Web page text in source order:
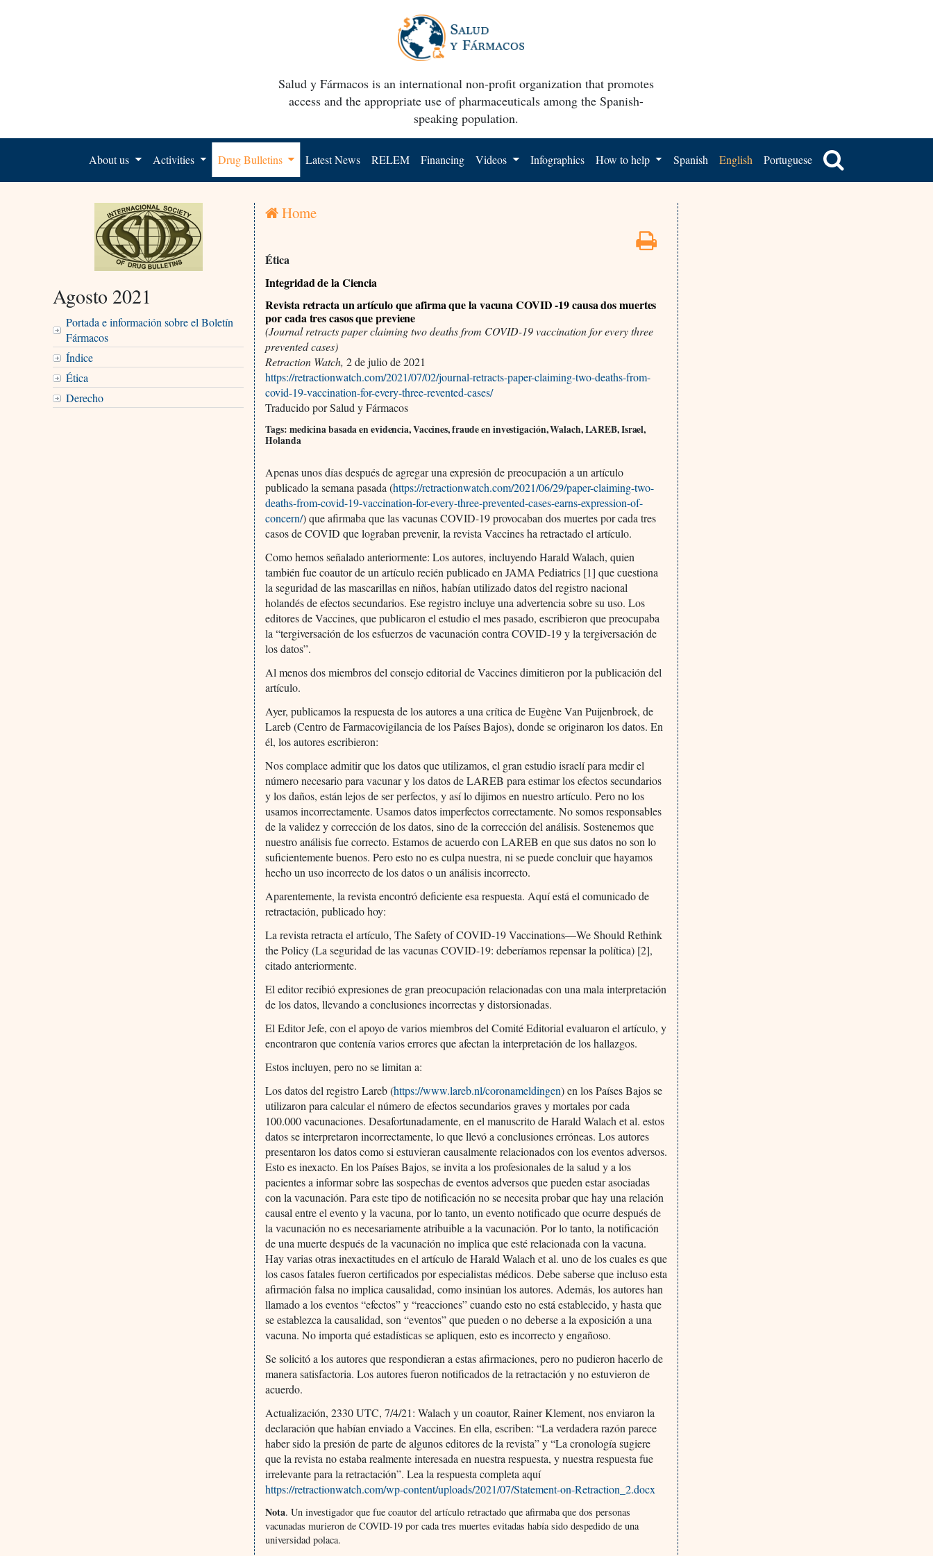
Salud y Fármacos is an international non-profit organization that promotes
access and the appropriate use of pharmaceuticals among the Spanish-
speaking population.
About us Activities Drug Bulletins Latest News RELEM Financing Videos Infographics How to help Spanish English Portuguese
Agosto 2021
Portada e información sobre el Boletín
Fármacos
Índice
Ética
Derecho
Home
Ética
Integridad de la Ciencia
Revista retracta un artículo que afirma que la vacuna COVID -19 causa dos muertes
por cada tres casos que previene
(Journal retracts paper claiming two deaths from COVID-19 vaccination for every three
prevented cases)
Retraction Watch, 2 de julio de 2021
https://retractionwatch.com/2021/07/02/journal-retracts-paper-claiming-two-deaths-from-
covid-19-vaccination-for-every-three-revented-cases/
Traducido por Salud y Fármacos
Tags: medicina basada en evidencia, Vaccines, fraude en investigación, Walach, LAREB, Israel,
Holanda
Apenas unos días después de agregar una expresión de preocupación a un artículo
publicado la semana pasada (https://retractionwatch.com/2021/06/29/paper-claiming-two-
deaths-from-covid-19-vaccination-for-every-three-prevented-cases-earns-expression-of-
concern/) que afirmaba que las vacunas COVID-19 provocaban dos muertes por cada tres
casos de COVID que lograban prevenir, la revista Vaccines ha retractado el artículo.
Como hemos señalado anteriormente: Los autores, incluyendo Harald Walach, quien
también fue coautor de un artículo recién publicado en JAMA Pediatrics [1] que cuestiona
la seguridad de las mascarillas en niños, habían utilizado datos del registro nacional
holandés de efectos secundarios. Ese registro incluye una advertencia sobre su uso. Los
editores de Vaccines, que publicaron el estudio el mes pasado, escribieron que preocupaba
la “tergiversación de los esfuerzos de vacunación contra COVID-19 y la tergiversación de
los datos”.
Al menos dos miembros del consejo editorial de Vaccines dimitieron por la publicación del
artículo.
Ayer, publicamos la respuesta de los autores a una crítica de Eugène Van Puijenbroek, de
Lareb (Centro de Farmacovigilancia de los Países Bajos), donde se originaron los datos. En
él, los autores escribieron:
Nos complace admitir que los datos que utilizamos, el gran estudio israelí para medir el
número necesario para vacunar y los datos de LAREB para estimar los efectos secundarios
y los daños, están lejos de ser perfectos, y así lo dijimos en nuestro artículo. Pero no los
usamos incorrectamente. Usamos datos imperfectos correctamente. No somos responsables
de la validez y corrección de los datos, sino de la corrección del análisis. Sostenemos que
nuestro análisis fue correcto. Estamos de acuerdo con LAREB en que sus datos no son lo
suficientemente buenos. Pero esto no es culpa nuestra, ni se puede concluir que hayamos
hecho un uso incorrecto de los datos o un análisis incorrecto.
Aparentemente, la revista encontró deficiente esa respuesta. Aquí está el comunicado de
retractación, publicado hoy:
La revista retracta el artículo, The Safety of COVID-19 Vaccinations—We Should Rethink
the Policy (La seguridad de las vacunas COVID-19: deberíamos repensar la política) [2],
citado anteriormente.
El editor recibió expresiones de gran preocupación relacionadas con una mala interpretación
de los datos, llevando a conclusiones incorrectas y distorsionadas.
El Editor Jefe, con el apoyo de varios miembros del Comité Editorial evaluaron el artículo, y
encontraron que contenía varios errores que afectan la interpretación de los hallazgos.
Estos incluyen, pero no se limitan a:
Los datos del registro Lareb (https://www.lareb.nl/coronameldingen) en los Países Bajos se
utilizaron para calcular el número de efectos secundarios graves y mortales por cada
100.000 vacunaciones. Desafortunadamente, en el manuscrito de Harald Walach et al. estos
datos se interpretaron incorrectamente, lo que llevó a conclusiones erróneas. Los autores
presentaron los datos como si estuvieran causalmente relacionados con los eventos adversos.
Esto es inexacto. En los Países Bajos, se invita a los profesionales de la salud y a los
pacientes a informar sobre las sospechas de eventos adversos que pueden estar asociadas
con la vacunación. Para este tipo de notificación no se necesita probar que hay una relación
causal entre el evento y la vacuna, por lo tanto, un evento notificado que ocurre después de
la vacunación no es necesariamente atribuible a la vacunación. Por lo tanto, la notificación
de una muerte después de la vacunación no implica que esté relacionada con la vacuna.
Hay varias otras inexactitudes en el artículo de Harald Walach et al. uno de los cuales es que
los casos fatales fueron certificados por especialistas médicos. Debe saberse que incluso esta
afirmación falsa no implica causalidad, como insinúan los autores. Además, los autores han
llamado a los eventos “efectos” y “reacciones” cuando esto no está establecido, y hasta que
se establezca la causalidad, son “eventos” que pueden o no deberse a la exposición a una
vacuna. No importa qué estadísticas se apliquen, esto es incorrecto y engañoso.
Se solicitó a los autores que respondieran a estas afirmaciones, pero no pudieron hacerlo de
manera satisfactoria. Los autores fueron notificados de la retractación y no estuvieron de
acuerdo.
Actualización, 2330 UTC, 7/4/21: Walach y un coautor, Rainer Klement, nos enviaron la
declaración que habían enviado a Vaccines. En ella, escriben: “La verdadera razón parece
haber sido la presión de parte de algunos editores de la revista” y “La cronología sugiere
que la revista no estaba realmente interesada en nuestra respuesta, y nuestra respuesta fue
irrelevante para la retractación”. Lea la respuesta completa aquí
https://retractionwatch.com/wp-content/uploads/2021/07/Statement-on-Retraction_2.docx
Nota. Un investigador que fue coautor del artículo retractado que afirmaba que dos personas
vacunadas murieron de COVID-19 por cada tres muertes evitadas había sido despedido de una
universidad polaca.